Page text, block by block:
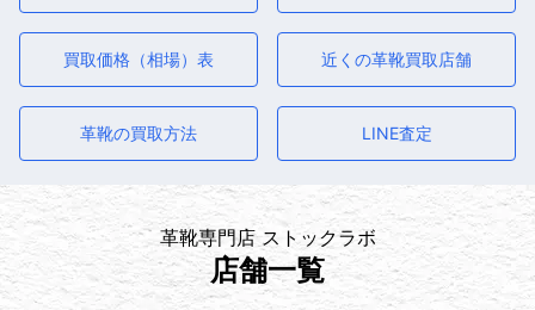
買取価格（相場）表 近くの革靴買取店舗
革靴の買取方法 LINE査定
革靴専門店 ストックラボ
店舗一覧